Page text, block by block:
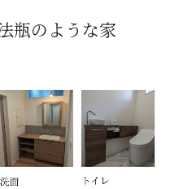
瓶のような家